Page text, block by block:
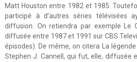
Matt Houston entre 1982 et 1985.
participé à d’autres séries télévisées
diffusion. On retiendra par exemple Le
diffusée entre 1987 et 1991 sur CBS
épisodes). De même, on citera La
Stephen J. Cannell, qui fut, elle, diffusée